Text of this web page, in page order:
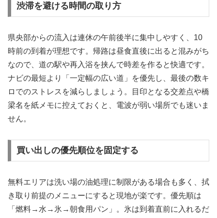
渋滞を避ける時間の取り方
県央部からの流入は連休の午前後半に集中しやすく、10
時前の到着が理想です。帰路は昼食直後に出ると混みがち
なので、道の駅や再入浴を挟んで時差を作ると快適です。
ナビの最短より「一定幅の広い道」を優先し、最後の数キ
ロでのストレスを減らしましょう。目印となる交差点や橋
梁名を紙メモに控えておくと、電波が弱い場所でも迷いま
せん。
買い出しの優先順位を固定する
無料エリアは洗い場の油処理に制限がある場合も多く、拭
き取り前提のメニューにすると現地が楽です。優先順は
「燃料→水→氷→朝食用パン」。氷は到着直前に入れるだ